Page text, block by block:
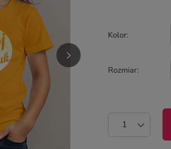
Kolor
Rozmiar